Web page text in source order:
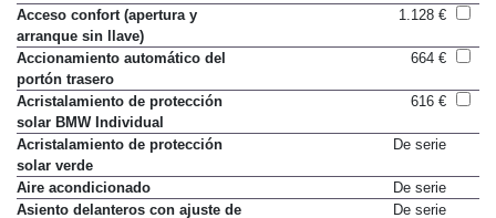
consola central trasera
Acceso confort (apertura y
arranque sin llave)
Accionamiento automático del
portón trasero
Acristalamiento de protección
solar BMW Individual
Acristalamiento de protección
solar verde
Aire acondicionado
De serie